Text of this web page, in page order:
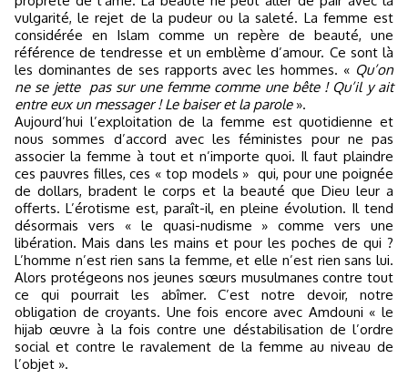
vulgarité, le rejet de la pudeur ou la saleté. La femme est
considérée en Islam comme un repère de beauté, une
référence de tendresse et un emblème d’amour. Ce sont là
les dominantes de ses rapports avec les hommes. « Qu’on
ne se jette
pas sur une femme comme une bête ! Qu’il y ait
entre eux un messager ! Le baiser et la parole ».
Aujourd’hui l’exploitation de la femme est quotidienne et
nous sommes d’accord avec les féministes pour ne pas
associer la femme à tout et n’importe quoi. Il faut plaindre
ces pauvres filles, ces « top models » qui, pour une poignée
de dollars, bradent le corps et la beauté que Dieu leur a
offerts. L’érotisme est, paraît-il, en pleine évolution. Il tend
désormais vers « le quasi-nudisme » comme vers une
libération. Mais dans les mains et pour les poches de qui ?
L’homme n’est rien sans la femme, et elle n’est rien sans lui.
Alors protégeons nos jeunes sœurs musulmanes contre tout
ce qui pourrait les abîmer. C’est notre devoir, notre
obligation de croyants. Une fois encore avec Amdouni « le
hijab œuvre à la fois contre une déstabilisation de l’ordre
social et contre le ravalement de la femme au niveau de
l’objet ».